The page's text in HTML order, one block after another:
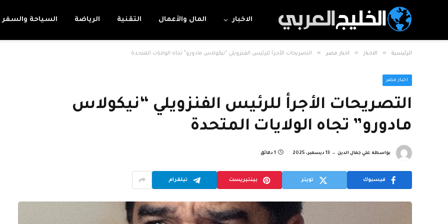
الاخبار المال والأعمال التقنية الرياضة السياحة والسفر
الرئيسية » الاخبار » اخبار مصر » التصريحات الأجرأ للرئيس الفنزويلي “نيكولاس مادورو” تجاه الولايات المتحدة
اخبار مصر
التصريحات الأجرأ للرئيس الفنزويلي “نيكولاس
مادورو” تجاه الولايات المتحدة
بواسطة علي جمال الدين 13 ديسمبر، 2025 1 دقائق
فيسبوك تويتر بينتيريست تيلقرام